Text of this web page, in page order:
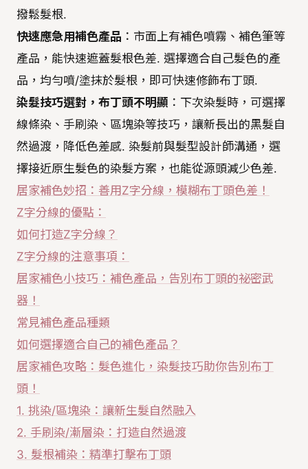
撥鬆髮根.
快速應急用補色產品 ：市面上有補色噴霧、補色筆等
產品，能快速遮蓋髮根色差. 選擇適合自己髮色的產
品，均勻噴/塗抹於髮根，即可快速修飾布丁頭.
染髮技巧選對，布丁頭不明顯 ：下次染髮時，可選擇
線條染、手刷染、區塊染等技巧，讓新長出的黑髮自
然過渡，降低色差感. 染髮前與髮型設計師溝通，選
擇接近原生髮色的染髮方案，也能從源頭減少色差.
居家補色妙招：善用Z字分線，模糊布丁頭色差！
Z字分線的優點：
如何打造Z字分線？
Z字分線的注意事項：
居家補色小技巧：補色產品，告別布丁頭的祕密武
器！
常見補色產品種類
如何選擇適合自己的補色產品？
居家補色攻略：髮色進化，染髮技巧助你告別布丁
頭！
1. 挑染/區塊染：讓新生髮自然融入
2. 手刷染/漸層染：打造自然過渡
3. 髮根補染：精準打擊布丁頭